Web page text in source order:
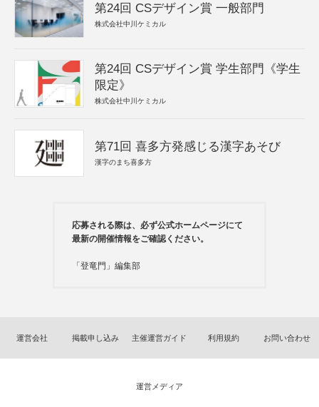
第24回 CSデザイン賞 一般部門
株式会社中川ケミカル
第24回 CSデザイン賞 学生部門《学生
限定》
株式会社中川ケミカル
第71回 喜多方発感じる漢字あそび
漢字のまち喜多方
応募される際は、必ず公式ホームページにて
最新の開催情報をご確認ください。
「登竜門」編集部
運営会社 掲載申し込み 主催運営ガイド 利用規約 お問い合わせ
運営メディア